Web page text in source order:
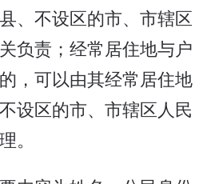
、不设区的市、市辖区
负责；经常居住地与户
，可以由其经常居住地
设区的市、市辖区人民
。